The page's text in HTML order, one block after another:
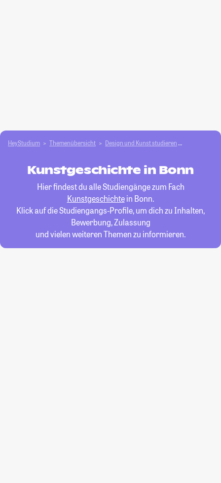
HeyStudium Themenübersicht Design und Kunst studieren
Kunstgeschichte in Bonn
Hier findest du alle Studiengänge zum Fach
Kunstgeschichtein Bonn.
Klick auf die Studiengangs-Profile, um dich zu Inhalten,
Bewerbung, Zulassung
und vielen weiteren Themen zu informieren.